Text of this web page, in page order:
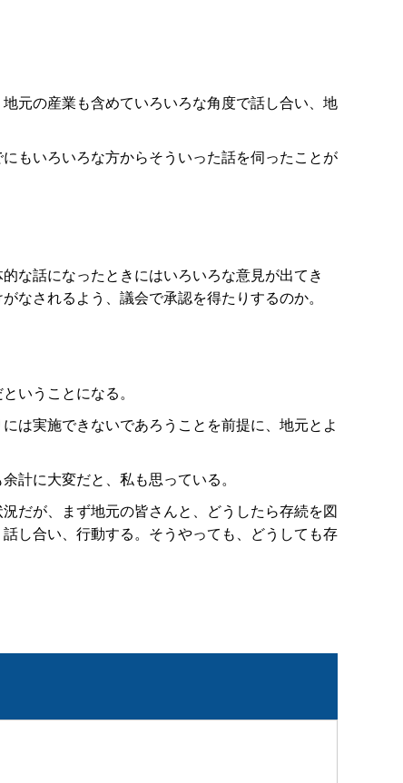
元の産業も含めていろいろな角度で話し合い、地
もいろいろな方からそういった話を伺ったことが
な話になったときにはいろいろな意見が出てき
なされるよう、議会で承認を得たりするのか。
いうことになる。
は実施できないであろうことを前提に、地元とよ
計に大変だと、私も思っている。
だが、まず地元の皆さんと、どうしたら存続を図
し合い、行動する。そうやっても、どうしても存